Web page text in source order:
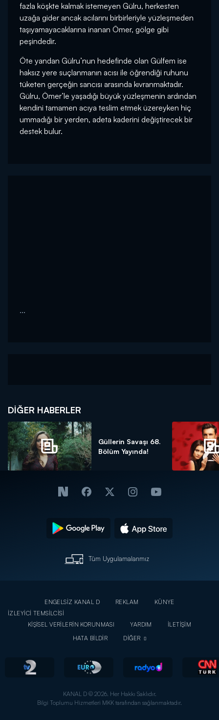
fazla köşkte kalmak istemeyen Gülru, herkesten
uzağa gider ancak acılarını birbirleriyle yüzleşmeden
taşıyamayacaklarına inanan Ömer, gölge gibi
peşindedir.
Öte yandan Gülru’nun hedefinde olan Gülfem ise
haksız yere suçlanmanın acısı ile öğrendiği ruhunu
tüketen gerçeğin sancısı arasında kıvranmaktadır.
Gülru, Ömer’le yaşadığı büyük yüzleşmenin ardından
kendini tamamen acıya teslim etmek üzereyken hiç
ummadığı bir yerden, adeta kaderini değiştirecek bir
destek bulur.
...
DIĞER HABERLER
Güllerin Savaşı 68.
Bölüm Yayında!
Tüm Uygulamalarımız
ENGELSİZ KANAL D REKLAM
KÜNYE
İZLEYİCİ TEMSİLCİSİ
KİŞİSEL VERİLERİN KORUNMASI
YARDIM
İLETİŞİM
HATA BİLDİR
DİĞER
KANAL D © 2026. Her Hakkı Saklıdır.
Bilgi Toplumu Hizmetleri MKK tarafından sağlanmaktadır.